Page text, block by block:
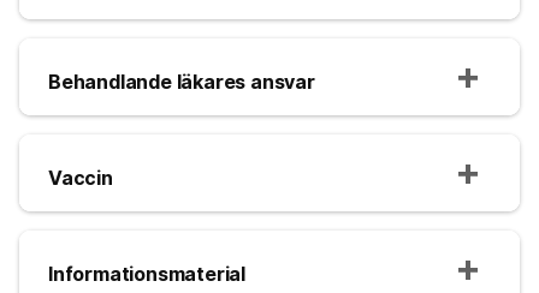
Behandlande läkares ansvar
Vaccin
Informationsmaterial